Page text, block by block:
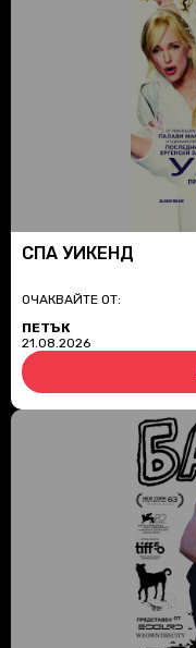
СПА УИКЕНД
ОЧАКВАЙТЕ ОТ:
ПЕТЪК
21.08.2026